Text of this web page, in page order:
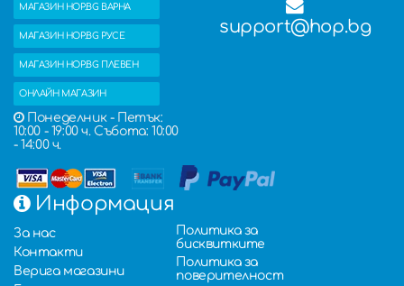
МАГАЗИН HOP.BG ВАРНА
МАГАЗИН HOP.BG РУСЕ
МАГАЗИН HOP.BG ПЛЕВЕН
ОНЛАЙН МАГАЗИН
Понеделник - Петък:
10:00 - 19:00 ч. Събота: 10:00
- 14:00 ч.
support@hop.bg
Информация
За нас
Контакти
Верига магазини
Политика за
бисквитките
Политика за
поверителност